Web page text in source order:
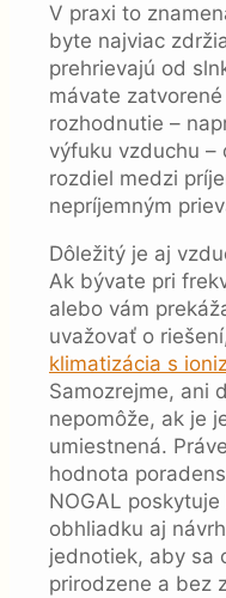
V praxi to
byte najviac
prehrievajú od
mávate
rozhodnutie –
výfuku vzduchu –
rozdiel medzi
nepríjemným
Dôležitý je aj
Ak bývate pri
alebo vám
uvažovať o
klimatizácia s
Samozrejme, ani
nepomôže, ak je
umiestnená.
hodnota
NOGAL
obhliadku aj
jednotiek, aby sa
prirodzene a bez